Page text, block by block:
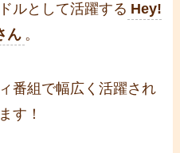
ルとして活躍する Hey!
ん 。
番組で幅広く活躍され
す！